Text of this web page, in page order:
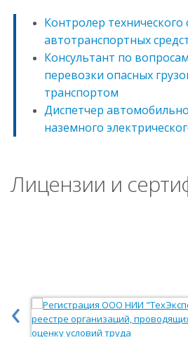
Контролер технического
автотранспортных
Консультант по
перевозки опасных
транспортом
Диспетчер
наземного
Лицензии и
‹